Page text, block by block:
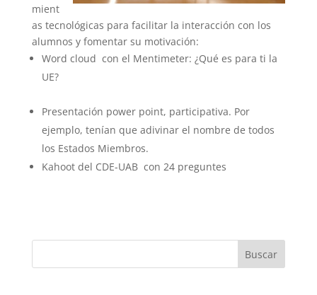
mient
as tecnológicas para facilitar la interacción con los
alumnos y fomentar su motivación:
Word cloud con el Mentimeter: ¿Qué es para ti la
UE?
Presentación power point, participativa. Por
ejemplo, tenían que adivinar el nombre de todos
los Estados Miembros.
Kahoot del CDE-UAB con 24 preguntes